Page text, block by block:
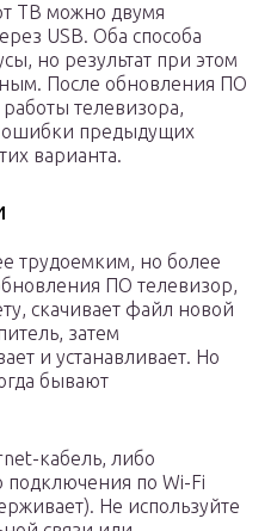
ТВ можно двумя
USB. Оба способа
но результат при этом
После обновления ПО
телевизора,
ошибки предыдущих
варианта.
трудоемким, но более
ПО телевизор,
скачивает файл новой
затем
и устанавливает. Но
бывают
кабель, либо
подключения по Wi-Fi
Не используйте